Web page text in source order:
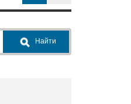
Найти